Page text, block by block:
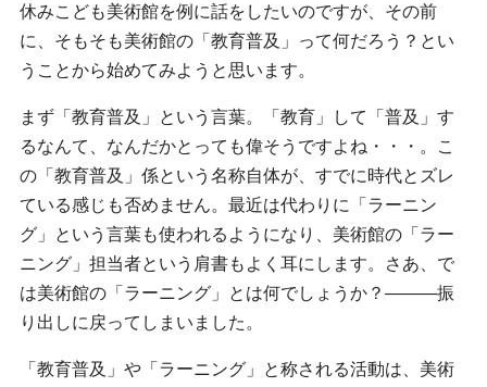
休みこども美術館を例に話をしたいのですが、その前
に、そもそも美術館の「教育普及」って何だろう？とい
うことから始めてみようと思います。
まず「教育普及」という言葉。「教育」して「普及」す
るなんて、なんだかとっても偉そうですよね・・・。こ
の「教育普及」係という名称自体が、すでに時代とズレ
ている感じも否めません。最近は代わりに「ラーニン
グ」という言葉も使われるようになり、美術館の「ラー
ニング」担当者という肩書もよく耳にします。さあ、で
は美術館の「ラーニング」とは何でしょうか？―――振
り出しに戻ってしまいました。
「教育普及」や「ラーニング」と称される活動は、美術